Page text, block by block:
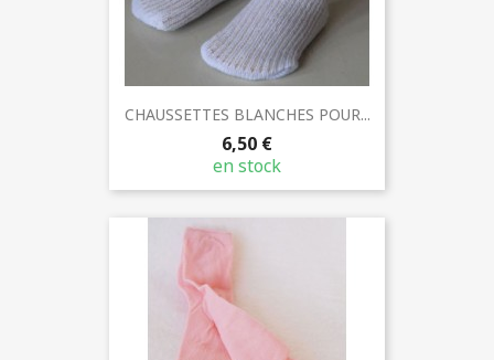
CHAUSSETTES BLANCHES POUR...
6,50 €
en stock